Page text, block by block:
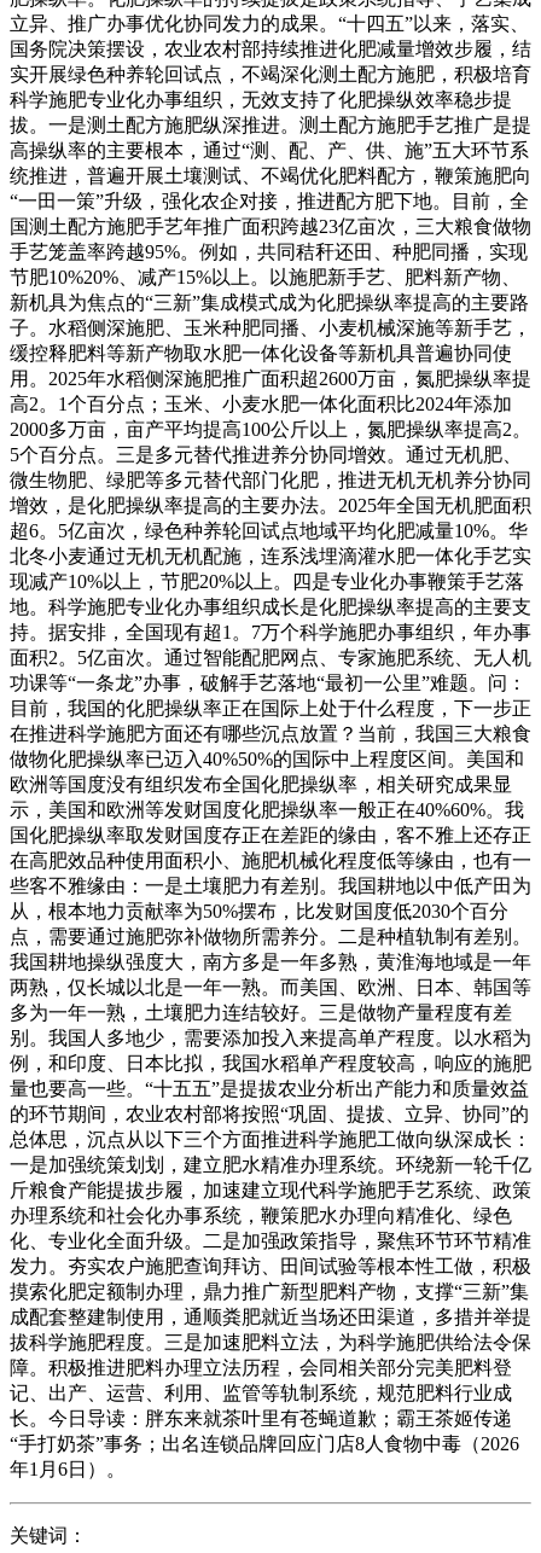
立异、推广办事优化协同发力的成果。“十四五”以来，落实、
国务院决策摆设，农业农村部持续推进化肥减量增效步履，结
实开展绿色种养轮回试点，不竭深化测土配方施肥，积极培育
科学施肥专业化办事组织，无效支持了化肥操纵效率稳步提
拔。一是测土配方施肥纵深推进。测土配方施肥手艺推广是提
高操纵率的主要根本，通过“测、配、产、供、施”五大环节系
统推进，普遍开展土壤测试、不竭优化肥料配方，鞭策施肥向
“一田一策”升级，强化农企对接，推进配方肥下地。目前，全
国测土配方施肥手艺年推广面积跨越23亿亩次，三大粮食做物
手艺笼盖率跨越95%。例如，共同秸秆还田、种肥同播，实现
节肥10%20%、减产15%以上。以施肥新手艺、肥料新产物、
新机具为焦点的“三新”集成模式成为化肥操纵率提高的主要路
子。水稻侧深施肥、玉米种肥同播、小麦机械深施等新手艺，
缓控释肥料等新产物取水肥一体化设备等新机具普遍协同使
用。2025年水稻侧深施肥推广面积超2600万亩，氮肥操纵率提
高2。1个百分点；玉米、小麦水肥一体化面积比2024年添加
2000多万亩，亩产平均提高100公斤以上，氮肥操纵率提高2。
5个百分点。三是多元替代推进养分协同增效。通过无机肥、
微生物肥、绿肥等多元替代部门化肥，推进无机无机养分协同
增效，是化肥操纵率提高的主要办法。2025年全国无机肥面积
超6。5亿亩次，绿色种养轮回试点地域平均化肥减量10%。华
北冬小麦通过无机无机配施，连系浅埋滴灌水肥一体化手艺实
现减产10%以上，节肥20%以上。四是专业化办事鞭策手艺落
地。科学施肥专业化办事组织成长是化肥操纵率提高的主要支
持。据安排，全国现有超1。7万个科学施肥办事组织，年办事
面积2。5亿亩次。通过智能配肥网点、专家施肥系统、无人机
功课等“一条龙”办事，破解手艺落地“最初一公里”难题。问：
目前，我国的化肥操纵率正在国际上处于什么程度，下一步正
在推进科学施肥方面还有哪些沉点放置？当前，我国三大粮食
做物化肥操纵率已迈入40%50%的国际中上程度区间。美国和
欧洲等国度没有组织发布全国化肥操纵率，相关研究成果显
示，美国和欧洲等发财国度化肥操纵率一般正在40%60%。我
国化肥操纵率取发财国度存正在差距的缘由，客不雅上还存正
在高肥效品种使用面积小、施肥机械化程度低等缘由，也有一
些客不雅缘由：一是土壤肥力有差别。我国耕地以中低产田为
从，根本地力贡献率为50%摆布，比发财国度低2030个百分
点，需要通过施肥弥补做物所需养分。二是种植轨制有差别。
我国耕地操纵强度大，南方多是一年多熟，黄淮海地域是一年
两熟，仅长城以北是一年一熟。而美国、欧洲、日本、韩国等
多为一年一熟，土壤肥力连结较好。三是做物产量程度有差
别。我国人多地少，需要添加投入来提高单产程度。以水稻为
例，和印度、日本比拟，我国水稻单产程度较高，响应的施肥
量也要高一些。“十五五”是提拔农业分析出产能力和质量效益
的环节期间，农业农村部将按照“巩固、提拔、立异、协同”的
总体思，沉点从以下三个方面推进科学施肥工做向纵深成长：
一是加强统策划划，建立肥水精准办理系统。环绕新一轮千亿
斤粮食产能提拔步履，加速建立现代科学施肥手艺系统、政策
办理系统和社会化办事系统，鞭策肥水办理向精准化、绿色
化、专业化全面升级。二是加强政策指导，聚焦环节环节精准
发力。夯实农户施肥查询拜访、田间试验等根本性工做，积极
摸索化肥定额制办理，鼎力推广新型肥料产物，支撑“三新”集
成配套整建制使用，通顺粪肥就近当场还田渠道，多措并举提
拔科学施肥程度。三是加速肥料立法，为科学施肥供给法令保
障。积极推进肥料办理立法历程，会同相关部分完美肥料登
记、出产、运营、利用、监管等轨制系统，规范肥料行业成
长。今日导读：胖东来就茶叶里有苍蝇道歉；霸王茶姬传递
“手打奶茶”事务；出名连锁品牌回应门店8人食物中毒（2026
年1月6日）。
关键词：